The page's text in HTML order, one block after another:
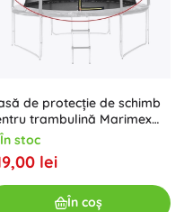
de protecție de schimb
trambulină Marimex
cm (10 ft)
În stoc
lei
În coș